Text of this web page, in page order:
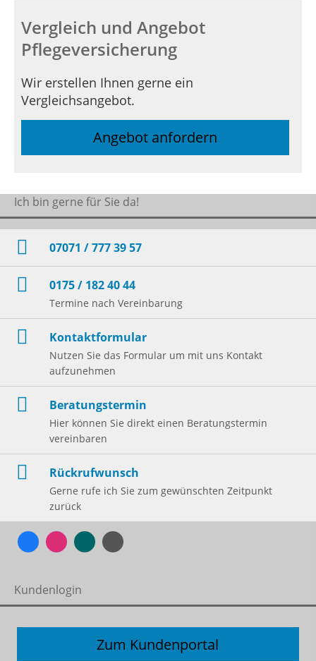
Vergleich und Angebot
Pflegeversicherung
Wir erstellen Ihnen gerne ein
Vergleichsangebot.
Angebot anfordern
Ich bin gerne für Sie da!
07071 / 777 39 57
0175 / 182 40 44
Termine nach Vereinbarung
Kontaktformular
Nutzen Sie das Formular um mit uns Kontakt
aufzunehmen
Beratungstermin
Hier können Sie direkt einen Beratungstermin
vereinbaren
Rückrufwunsch
Gerne rufe ich Sie zum gewünschten Zeitpunkt
zurück
Kundenlogin
Zum Kundenportal